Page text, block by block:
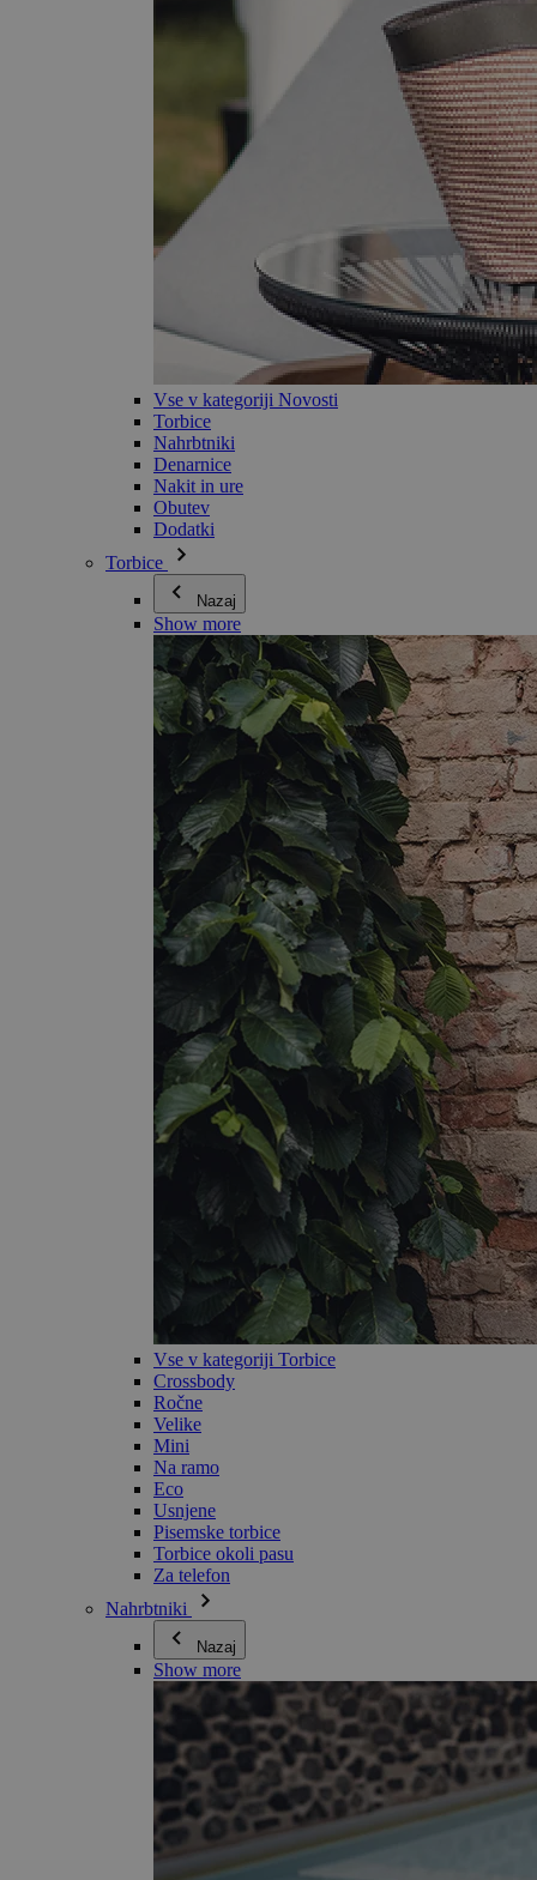
Vse v kategoriji Novosti
Torbice
Nahrbtniki
Denarnice
Nakit in ure
Obutev
Dodatki
Torbice
Nazaj
Show more
Vse v kategoriji Torbice
Crossbody
Ročne
Velike
Mini
Na ramo
Eco
Usnjene
Pisemske torbice
Torbice okoli pasu
Za telefon
Nahrbtniki
Nazaj
Show more